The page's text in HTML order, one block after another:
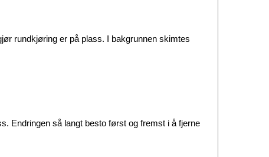
rundkjøring er på plass. I bakgrunnen skimtes
Endringen så langt besto først og fremst i å fjerne